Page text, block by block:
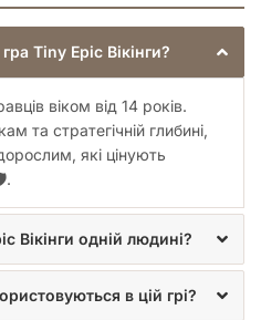
Tiny Epic Вікінги?
віком від 14 років.
та стратегічній глибині,
які цінують
Вікінги одній людині?
в цій грі?